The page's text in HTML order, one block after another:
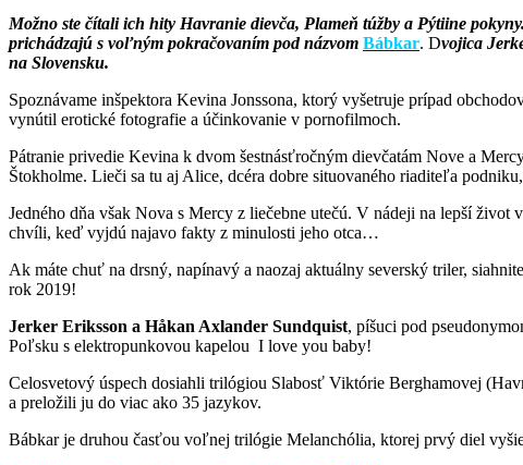
Možno ste čítali ich hity Havranie dievča, Plameň túžby a Pýtiine
prichádzajú s voľným pokračovaním pod názvom Bábkar. Dvojica
na Slovensku.
Spoznávame inšpektora Kevina Jonssona, ktorý vyšetruje prípad
vynútil erotické fotografie a účinkovanie v pornofilmoch.
Pátranie privedie Kevina k dvom šestnásťročným dievčatám Nove a
Štokholme. Lieči sa tu aj Alice, dcéra dobre situovaného riaditeľa
Jedného dňa však Nova s Mercy z liečebne utečú. V nádeji na lepší
chvíli, keď vyjdú najavo fakty z minulosti jeho otca…
Ak máte chuť na drsný, napínavý a naozaj aktuálny severský triler,
rok 2019!
Jerker Eriksson a Håkan Axlander Sundquist, píšuci pod
Poľsku s elektropunkovou kapelou I love you baby!
Celosvetový úspech dosiahli trilógiou Slabosť Viktórie Berghamovej
a preložili ju do viac ako 35 jazykov.
Bábkar je druhou časťou voľnej trilógie Melanchólia, ktorej prvý diel